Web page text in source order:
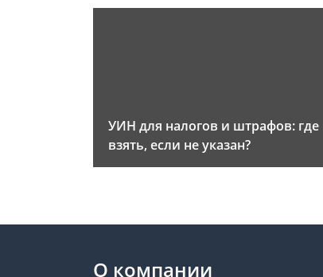
УИН для налогов и штрафов: где
взять, если не указан?
О компании